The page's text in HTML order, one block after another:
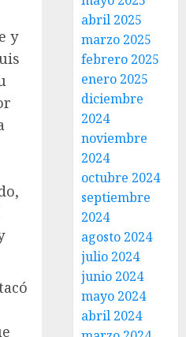
y
abril 2025
marzo 2025
febrero 2025
enero 2025
diciembre
2024
noviembre
2024
octubre 2024
septiembre
2024
agosto 2024
julio 2024
junio 2024
mayo 2024
abril 2024